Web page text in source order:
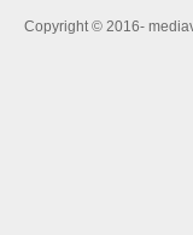
Copyright © 2016-